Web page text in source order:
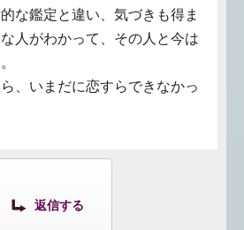
な鑑定と違い、気づきも得ま
人がわかって、その人と今は
、いまだに恋すらできなかっ
返信する